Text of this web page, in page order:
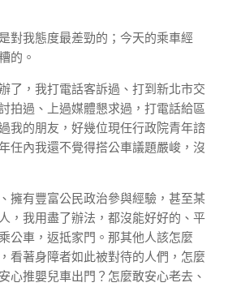
對我態度最差勁的；今天的乘車經
的。
了，我打電話客訴過、打到新北市交
拍過、上過媒體懇求過，打電話給區
我的朋友，好幾位現任行政院青年諮
任內我還不覺得搭公車議題嚴峻，沒
擁有豐富公民政治參與經驗，甚至某
，我用盡了辦法，都沒能好好的、平
公車，返抵家門。那其他人該怎麼
看著身障者如此被對待的人們，怎麼
心推嬰兒車出門？怎麼敢安心老去、